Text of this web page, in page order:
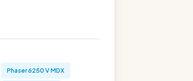
Phaser 6250 V MDX